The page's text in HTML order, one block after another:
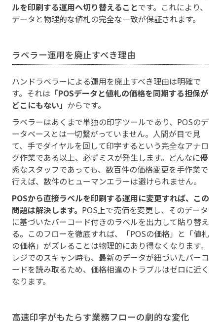
ルを印刷する運用へ切り替えることです。これにより、
データと物理的な値札の完全な一致が保証されます。
ラベラー運用を廃止すべき理由
ハンドラベラーによる運用を廃止すべき理由は明確で
す。それは 「POSデータと値札の価格を同期する担保が
どこにもない」 からです。
ラベラーはあくまで単独の印字ツールであり、POSのデ
ータベースとは一切繋がっていません。人間が目で見
て、手でダイヤルを回して印字するという完全なアナロ
グ作業である以上、必ずミスが発生します。どんなに優
秀なスタッフであっても、数百件の価格変更を手作業で
行えば、数件のヒューマンエラーは避けられません。
POSから直接ラベルを印刷する運用に変更すれば、この
問題は解決します。 POS上で売価を変更し、そのデータ
に基づいたバーコード付きのラベルを出力して貼り替え
る。このフローを徹底すれば、「POSの価格」と「値札
の価格」がズレることは物理的にあり得なくなります。
レジでのスキャン時も、最新のデータが紐づいたバーコ
ードを読み取るため、価格相違のトラブルはゼロに近く
なります。
高速印字がもたらす業務フローの劇的な変化